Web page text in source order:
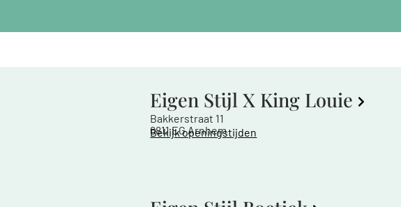
Eigen Stijl X King Louie
Bakkerstraat 11
6811 EG Arnhem
Bekijk openingstijden